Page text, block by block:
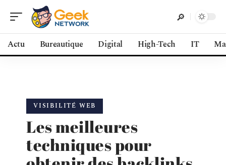
Actu Bureautique Digital High-Tech IT
VISIBILITÉ WEB
Les meilleures
techniques pour